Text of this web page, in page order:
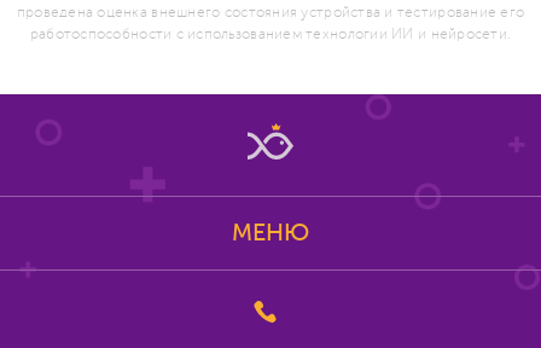
проведена оценка внешнего состояния устройства и тестирование его
работоспособности с использованием технологии ИИ и нейросети.
МЕНЮ